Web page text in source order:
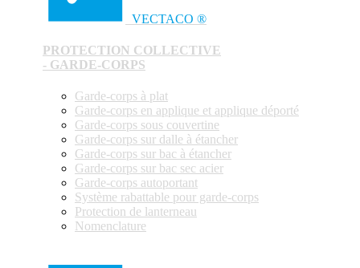
VECTACO ®
PROTECTION COLLECTIVE
- GARDE-CORPS
Garde-corps à plat
Garde-corps en applique et applique déporté
Garde-corps sous couvertine
Garde-corps sur dalle à étancher
Garde-corps sur bac à étancher
Garde-corps sur bac sec acier
Garde-corps autoportant
Système rabattable pour garde-corps
Protection de lanterneau
Nomenclature